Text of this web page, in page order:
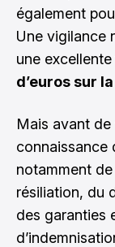
également
Une vigilance
une excellente
d’euros sur
Mais avant de
connaissance
notamment
résiliation, du
des garanties